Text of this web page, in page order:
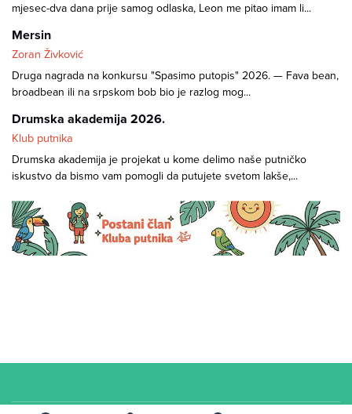
mjesec-dva dana prije samog odlaska, Leon me pitao imam li...
Mersin
Zoran Živković
Druga nagrada na konkursu "Spasimo putopis" 2026. — Fava bean,
broadbean ili na srpskom bob bio je razlog mog...
Drumska akademija 2026.
Klub putnika
Drumska akademija je projekat u kome delimo naše putničko
iskustvo da bismo vam pomogli da putujete svetom lakše,...